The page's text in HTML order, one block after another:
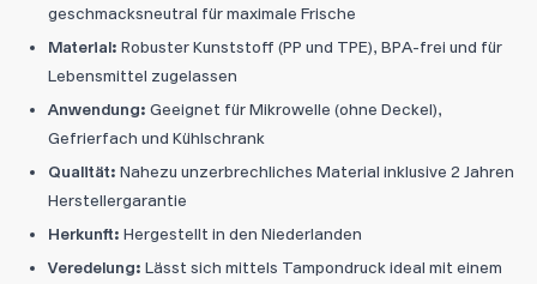
geschmacksneutral für maximale Frische
Material: Robuster Kunststoff (PP und TPE), BPA-frei und für
Lebensmittel zugelassen
Anwendung: Geeignet für Mikrowelle (ohne Deckel),
Gefrierfach und Kühlschrank
Qualität: Nahezu unzerbrechliches Material inklusive 2 Jahren
Herstellergarantie
Herkunft: Hergestellt in den Niederlanden
Veredelung: Lässt sich mittels Tampondruck ideal mit einem